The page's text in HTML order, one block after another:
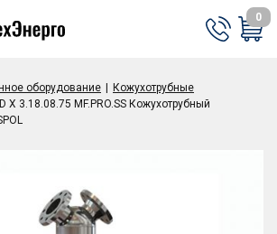
0
оборудование
Кожухотрубные
X 3.18.08.75 MF.PRO.SS Кожухотрубный